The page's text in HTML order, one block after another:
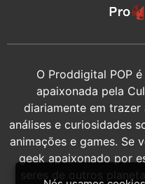
O Proddigital POP
apaixonada pela
diariamente em trazer
análises e curiosidades
animações e games. Se
geek apaixonado por
seres de outros